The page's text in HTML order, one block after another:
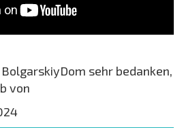
sehr bedanken,
von